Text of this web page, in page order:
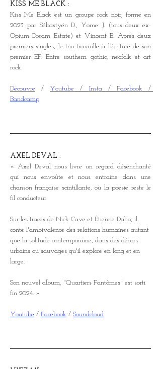
KISS ME BLACK :
Kiss Me Black est un groupe rock noir, formé en
2023 par Sébastyén D., Yome J. (tous deux ex-
Opium Dream Estate) et Vincent B. Après deux
premiers singles, le trio travaille à l’écriture de son
premier EP. Entre southern gothic, neofolk et art
rock.
Découvre / Youtube / Insta / Facebook
Bandcamp
AXEL DEVAL :
« Axel Deval nous livre un regard désenchanté
qui nous envoûte et nous entraine dans une
chanson française scintillante, où la poésie reste le
fil conducteur.
Sur les traces de Nick Cave et Étienne Daho, il
conte l'ambivalence des relations humaines autant
que la solitude contemporaine, dans des décors
urbains ou sauvages qu'il explore en long et en
large.
Son nouvel album, "Quartiers Fantômes" est sorti
fin 2024. »
Youtube / Facebook / Soundcloud